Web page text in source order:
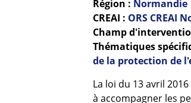
Région : Normandie
CREAI : ORS CREAI
Champ
Thématiques
de la protection de
La loi du 13 avril
à accompagner les